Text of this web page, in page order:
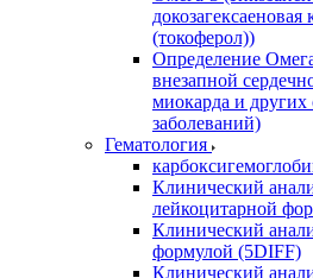
(токоферол))
Определение
внезапной
миокарда и других
заболеваний)
Гематология
Клинический
лейкоцитарной
Клинический
формулой (5DIFF)
Клинический